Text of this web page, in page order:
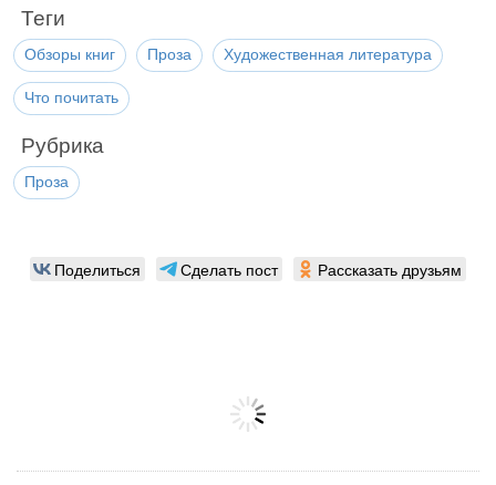
Теги
Обзоры книг Проза Художественная литература
Что почитать
Рубрика
Проза
Поделиться Сделать пост Рассказать друзьям